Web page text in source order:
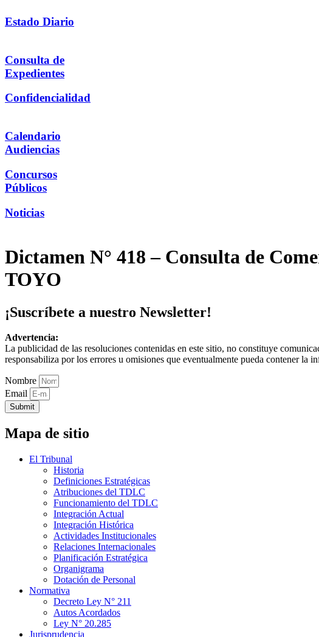
Estado Diario
Consulta de
Expedientes
Confidencialidad
Calendario
Audiencias
Concursos
Públicos
Noticias
Dictamen N° 418 – Consulta de
TOYO
¡Suscríbete a nuestro Newsletter!
Advertencia:
La publicidad de las resoluciones contenidas en este sitio, no constituye
responsabiliza por los errores u omisiones que eventualmente pueda contener la
Nombre
Email
Submit
Mapa de sitio
El Tribunal
Historia
Definiciones Estratégicas
Atribuciones del TDLC
Funcionamiento del TDLC
Integración Actual
Integración Histórica
Actividades Institucionales
Relaciones Internacionales
Planificación Estratégica
Organigrama
Dotación de Personal
Normativa
Decreto Ley N° 211
Autos Acordados
Ley N° 20.285
Jurisprudencia